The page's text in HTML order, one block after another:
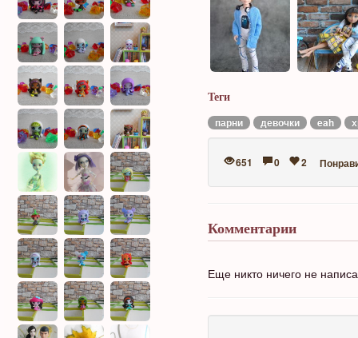
Теги
парни девочки eah
651 0 2
Комментарии
Еще никто ничего не